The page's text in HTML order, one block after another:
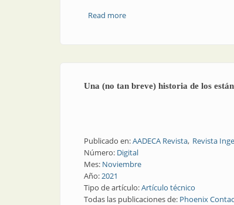
Read moreabout Una (no tan breve)
Una (no tan breve) historia de los
Publicado en:AADECA Revista Revista
Número: Digital
Mes: Noviembre
Año:2021
Tipo de artículo:Artículo técnico
Todas las publicaciones de: Phoenix